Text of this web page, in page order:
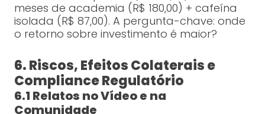
meses de academia (R$ 180,00) + cafeína
isolada (R$ 87,00). A pergunta-chave: onde
o retorno sobre investimento é maior?
6. Riscos, Efeitos Colaterais e
Compliance Regulatório
6.1 Relatos no Vídeo e na
Comunidade